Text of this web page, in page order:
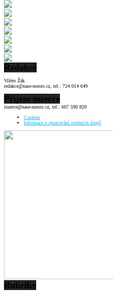
Redakce
Vilém Žák
redakce@nase-mesto.cz, tel.: 724 014 649
Příjem inzerce
inzerce@nase-mesto.cz, tel.: 607 590 820
Cookies
Informace o zpracování osobních údajů
Rubriky